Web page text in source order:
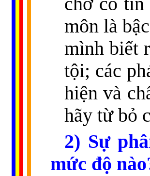
môn là
mình biết
tội; các
hiện và
hãy từ bỏ
2) Sự
mức độ